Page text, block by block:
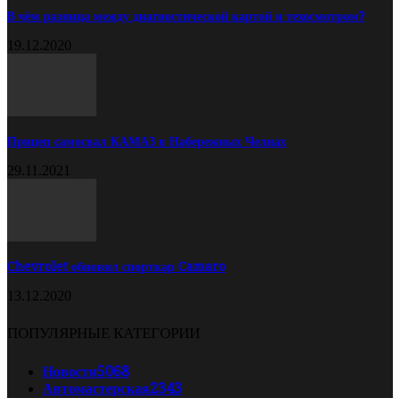
В чём разница между диагностической картой и техосмотром?
19.12.2020
Прицеп самосвал КАМАЗ в Набережных Челнах
29.11.2021
Chevrolet обновил спорткар Camaro
13.12.2020
ПОПУЛЯРНЫЕ КАТЕГОРИИ
Новости5068
Автомастерская2343